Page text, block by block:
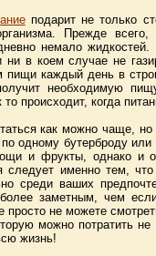
подарит не только
Прежде
немало
в коем случае не
каждый день в
необходимую
происходит, когда
как можно чаще,
одному бутерброду
и фрукты, однако и
следует именно тем,
среди ваших
заметным, чем
просто не можете
можно потратить
жизнь!